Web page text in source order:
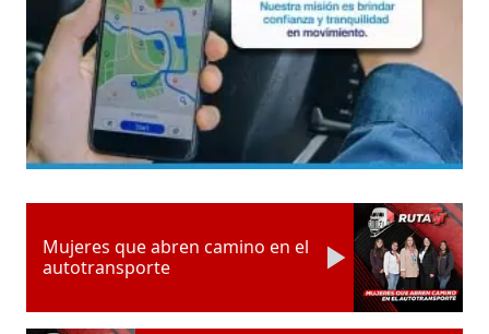
Mujeres que abren camino en el
autotransporte